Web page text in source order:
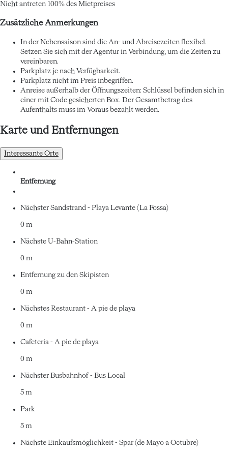
Nicht antreten 100% des Mietpreises
Zusätzliche Anmerkungen
In der Nebensaison sind die An- und Abreisezeiten flexibel.
Setzen Sie sich mit der Agentur in Verbindung, um die Zeiten zu
vereinbaren.
Parkplatz je nach Verfügbarkeit.
Parkplatz nicht im Preis inbegriffen.
Anreise außerhalb der Öffnungszeiten: Schlüssel befinden sich in
einer mit Code gesicherten Box. Der Gesamtbetrag des
Aufenthalts muss im Voraus bezahlt werden.
Karte und Entfernungen
Interessante Orte
Entfernung
Nächster Sandstrand - Playa Levante (La Fossa)
0 m
Nächste U-Bahn-Station
0 m
Entfernung zu den Skipisten
0 m
Nächstes Restaurant - A pie de playa
0 m
Cafeteria - A pie de playa
0 m
Nächster Busbahnhof - Bus Local
5 m
Park
5 m
Nächste Einkaufsmöglichkeit - Spar (de Mayo a Octubre)